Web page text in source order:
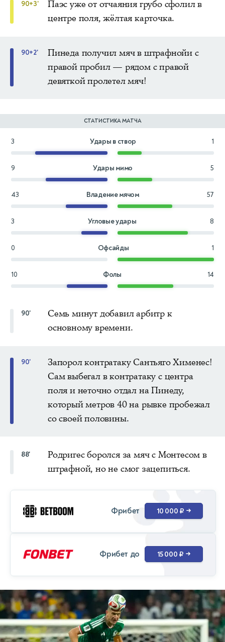
90+3'
Паэс уже от отчаяния грубо сфолил в
центре поля, жёлтая карточка.
90+2'
Пинеда получил мяч в штрафнойи с
правой пробил — рядом с правой
девяткой пролетел мяч!
СТАТИСТИКА МАТЧА
3 Удары в створ 1
9 Удары мимо 5
43 Владение мячом 57
3 Угловые удары 8
0 Офсайды 1
10 Фолы 14
90'
Семь минут добавил арбитр к
основному времени.
90'
Запорол контратаку Сантьяго Хименес!
Сам выбегал в контратаку с центра
поля и неточно отдал на Пинеду,
который метров 40 на рывке пробежал
со своей половины.
88'
Родригес боролся за мяч с Монтесом в
штрафной, но не смог зацепиться.
Фрибет 10 000 ₽ →
Фрибет до 15 000 ₽ →